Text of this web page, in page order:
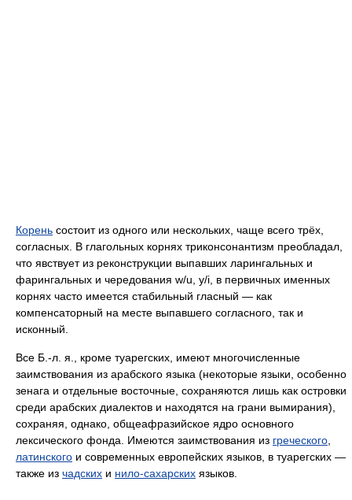
Корень состоит из одного или нескольких, чаще всего трёх,
согласных. В глагольных корнях триконсонантизм преобладал,
что явствует из реконструкции выпавших ларингальных и
фарингальных и чередования w/u, y/i, в первичных именных
корнях часто имеется стабильный гласный — как
компенсаторный на месте выпавшего согласного, так и
исконный.
Все Б.‑л. я., кроме туарегских, имеют многочисленные
заимствования из арабского языка (некоторые языки, особенно
зенага и отдельные восточные, сохраняются лишь как островки
среди арабских диалектов и находятся на грани вымирания),
сохраняя, однако, общеафразийское ядро основного
лексического фонда. Имеются заимствования из греческого
латинского и современных европейских языков, в туарегских —
также из чадских и нило-сахарских языков.